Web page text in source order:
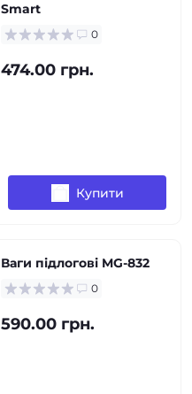
Smart
0
474.00 грн.
Купити
Ваги підлогові MG-832
0
590.00 грн.